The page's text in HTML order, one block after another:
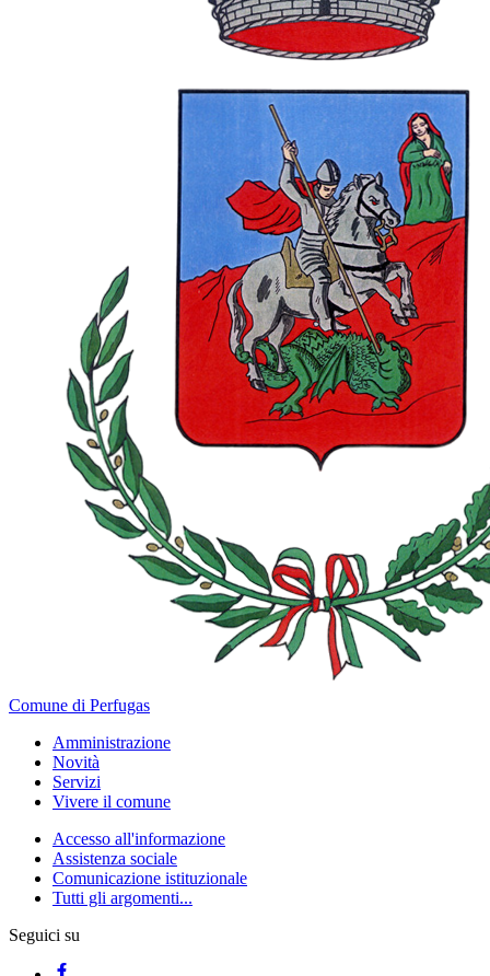
Comune di Perfugas
Amministrazione
Novità
Servizi
Vivere il comune
Accesso all'informazione
Assistenza sociale
Comunicazione istituzionale
Tutti gli argomenti...
Seguici su